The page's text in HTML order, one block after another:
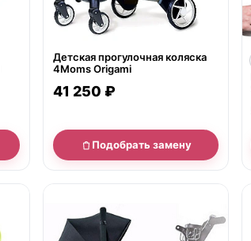
Детская прогулочная коляска
4Moms Origami
41 250 ₽
Подобрать замену